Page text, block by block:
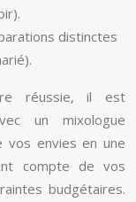
distinctes
réussie, il est
un mixologue
vos envies en une
compte de vos
budgétaires.